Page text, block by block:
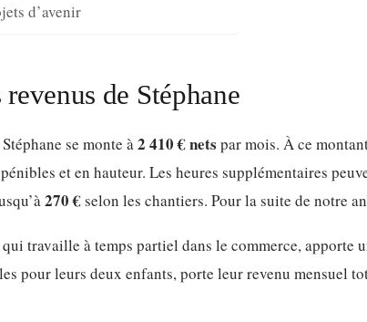
d’avenir
de Stéphane
se monte à2 410 € nets par mois. À ce
et en hauteur. Les heures supplémentaires
270 €selon les chantiers. Pour la suite de notre
travaille à temps partiel dans le commerce, apporte
pour leurs deux enfants, porte leur revenu mensuel